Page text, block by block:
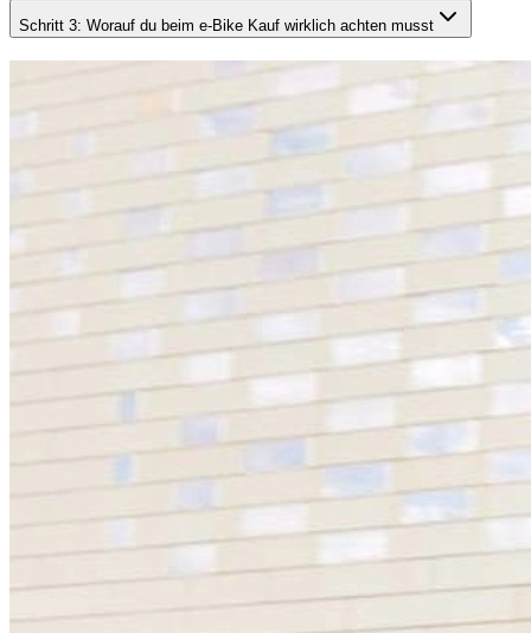
Schritt 3: Worauf du beim e-Bike Kauf wirklich achten musst